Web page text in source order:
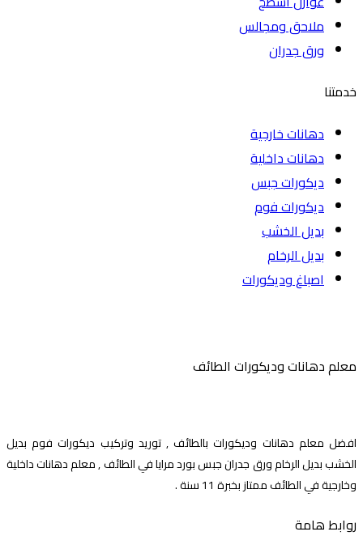
ملاحق ومجالس
ورق جدران
خدمتنا
دهانات خارجية
دهانات داخلية
ديكورات جبس
ديكورات فوم
بديل الخشب
بديل الرخام
اصباغ وديكورات
معلم دهانات وديكورات الطائف
افضل معلم دهانات وديكورات بالطائف , توريد وتركيب ديكورات فوم بديل
الخشب بديل الرخام ورق جدران جبس بورد مرايا في الطائف , معلم دهانات داخلية
وخارجية في الطائف ممتاز بخبرة 11 سنة .
روابط هامة